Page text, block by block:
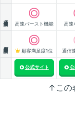
高速バースト機能 高速
顧客満足度1位 通信
公式サイト
↑この